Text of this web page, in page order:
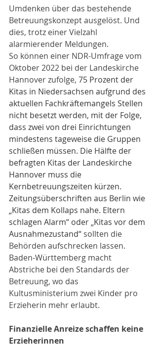
Umdenken über das bestehende
Betreuungskonzept ausgelöst. Und
dies, trotz einer Vielzahl
alarmierender Meldungen.
So können einer NDR-Umfrage vom
Oktober 2022 bei der Landeskirche
Hannover zufolge, 75 Prozent der
Kitas in Niedersachsen aufgrund des
aktuellen Fachkräftemangels Stellen
nicht besetzt werden, mit der Folge,
dass zwei von drei Einrichtungen
mindestens tageweise die Gruppen
schließen müssen. Die Hälfte der
befragten Kitas der Landeskirche
Hannover muss die
Kernbetreuungszeiten kürzen.
Zeitungsüberschriften aus Berlin wie
„Kitas dem Kollaps nahe. Eltern
schlagen Alarm“ oder „Kitas vor dem
Ausnahmezustand“ sollten die
Behörden aufschrecken lassen.
Baden-Württemberg macht
Abstriche bei den Standards der
Betreuung, wo das
Kultusministerium zwei Kinder pro
Erzieherin mehr erlaubt.
Finanzielle Anreize schaffen keine
Erzieherinnen